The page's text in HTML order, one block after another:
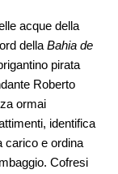
acque della
della Bahia de
pirata
Roberto
ormai
identifica
carico e ordina
Cofresi